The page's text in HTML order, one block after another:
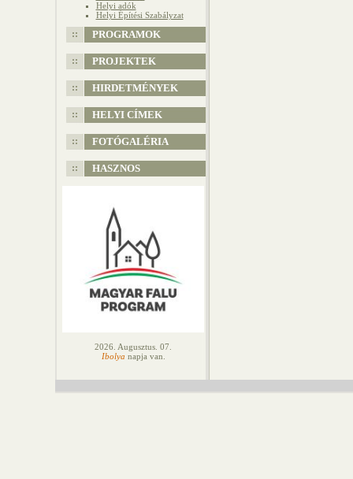
Helyi adók
Helyi Építési Szabályzat
PROGRAMOK
PROJEKTEK
HIRDETMÉNYEK
HELYI CÍMEK
FOTÓGALÉRIA
HASZNOS
2026. Augusztus. 07.
Ibolya napja van.